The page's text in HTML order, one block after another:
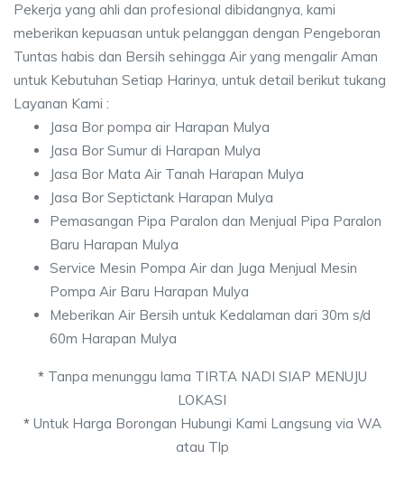
Pekerja yang ahli dan profesional dibidangnya, kami
meberikan kepuasan untuk pelanggan dengan Pengeboran
Tuntas habis dan Bersih sehingga Air yang mengalir Aman
untuk Kebutuhan Setiap Harinya, untuk detail berikut tukang
Layanan Kami :
Jasa Bor pompa air Harapan Mulya
Jasa Bor Sumur di Harapan Mulya
Jasa Bor Mata Air Tanah Harapan Mulya
Jasa Bor Septictank Harapan Mulya
Pemasangan Pipa Paralon dan Menjual Pipa Paralon
Baru Harapan Mulya
Service Mesin Pompa Air dan Juga Menjual Mesin
Pompa Air Baru Harapan Mulya
Meberikan Air Bersih untuk Kedalaman dari 30m s/d
60m Harapan Mulya
*Tanpa menunggu lama TIRTA NADI SIAP MENUJU
LOKASI
*Untuk Harga Borongan Hubungi Kami Langsung via WA
atau Tlp